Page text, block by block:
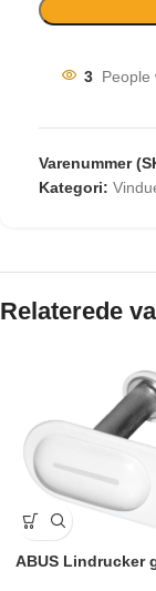
3 People
Varenummer
Kategori:
Relaterede
ABUS Lindrucker